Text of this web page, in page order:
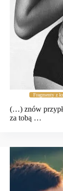
Fragmenty z
(…) znów
za tobą …